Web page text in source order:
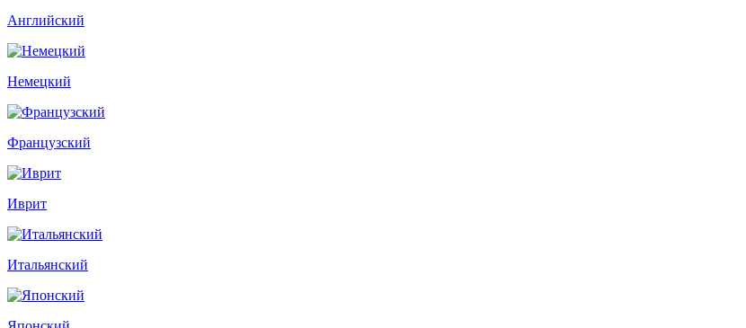
Английский
Немецкий
Французский
Иврит
Итальянский